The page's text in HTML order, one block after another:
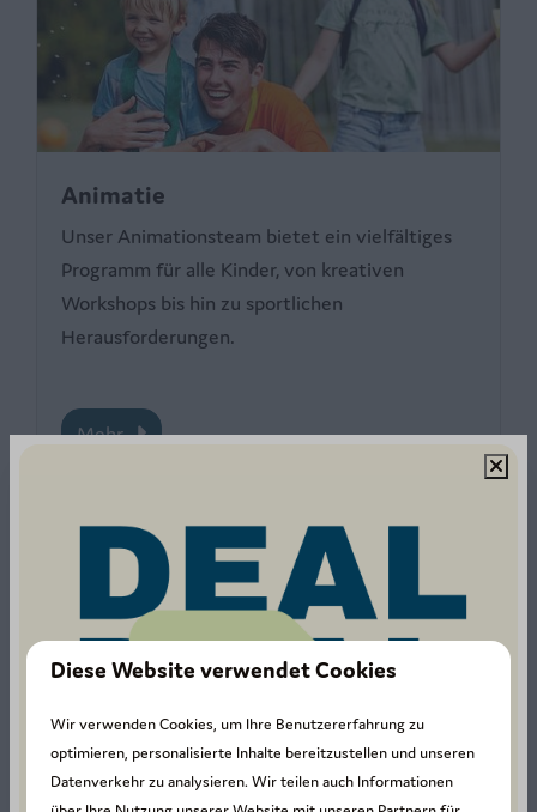
Animatie
Unser Animationsteam bietet ein vielfältiges
Programm für alle Kinder, von kreativen
Workshops bis hin zu sportlichen
Herausforderungen.
Mehr
In Parknähe: 3km
Le Parc Chlorophylle
Diese Website verwendet Cookies
Wir verwenden Cookies, um Ihre Benutzererfahrung zu
optimieren, personalisierte Inhalte bereitzustellen und unseren
Datenverkehr zu analysieren. Wir teilen auch Informationen